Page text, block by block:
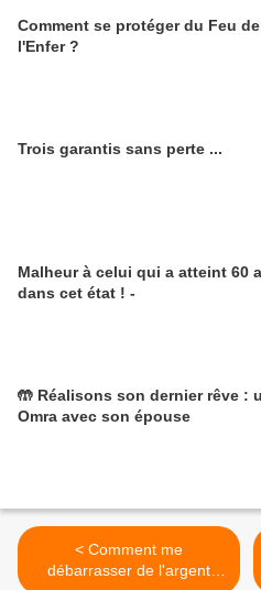
Comment se protéger du Feu de
l'Enfer ?
Trois garantis sans perte ...
Malheur à celui qui a atteint 60
dans cet état ! -
🤲 Réalisons son dernier rêve :
Omra avec son épouse
< Comment me
débarrasser de l'argent